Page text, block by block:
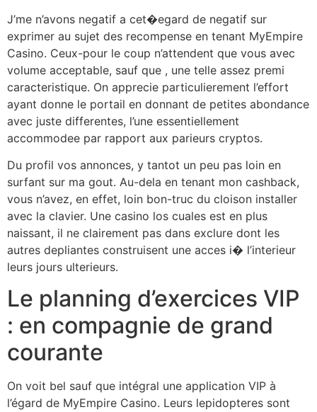
J’me n’avons negatif a cet�egard de negatif sur
exprimer au sujet des recompense en tenant MyEmpire
Casino. Ceux-pour le coup n’attendent que vous avec
volume acceptable, sauf que , une telle assez premi
caracteristique. On apprecie particulierement l’effort
ayant donne le portail en donnant de petites abondance
avec juste differentes, l’une essentiellement
accommodee par rapport aux parieurs cryptos.
Du profil vos annonces, y tantot un peu pas loin en
surfant sur ma gout. Au-dela en tenant mon cashback,
vous n’avez, en effet, loin bon-truc du cloison installer
avec la clavier. Une casino los cuales est en plus
naissant, il ne clairement pas dans exclure dont les
autres depliantes construisent une acces i� l’interieur
leurs jours ulterieurs.
Le planning d’exercices VIP
: en compagnie de grand
courante
On voit bel sauf que intégral une application VIP à
l’égard de MyEmpire Casino. Leurs lepidopteres sont